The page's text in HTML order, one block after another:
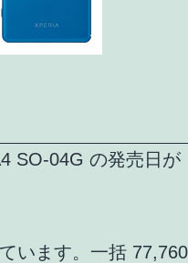
SO-04G の発売日が
います。一括 77,760